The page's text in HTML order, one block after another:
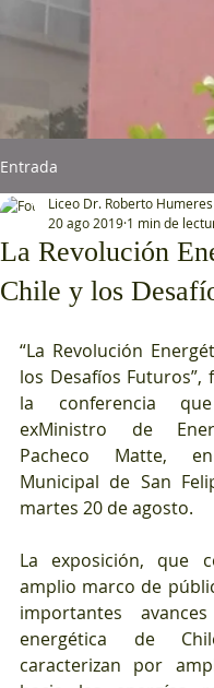
Entrada
La Revolución
Chile y los
Liceo Dr. Roberto
20 ago 2019 1 min de
“La Revolución
los Desafíos Futuros”,
la conferencia
exMinistro de
Pacheco Matte,
Municipal de San
martes 20 de agosto.
La exposición, que
amplio marco de
importantes
energética de
caracterizan por